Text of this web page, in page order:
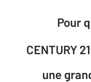
Pour
CENTURY
une